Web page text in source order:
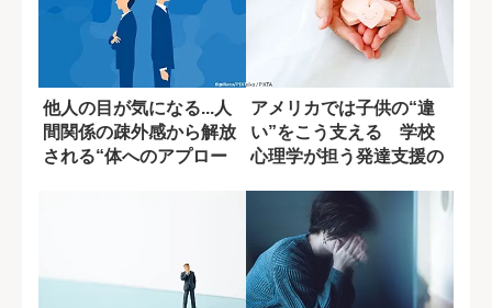
他人の目が気になる...人
間関係の疎外感から解放
される“体へのアプロー
アメリカでは子供の“違
い”をこう支える 学校
心理学が担う発達支援の